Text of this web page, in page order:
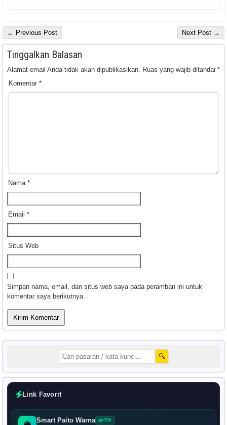
← Previous Post Next Post →
Tinggalkan Balasan
Alamat email Anda tidak akan dipublikasikan. Ruas yang wajib ditandai *
Komentar *
Nama *
Email *
Situs Web
Simpan nama, email, dan situs web saya pada peramban ini untuk
komentar saya berikutnya.
🔍
Link Favorit
Smart Paito Warna NEW